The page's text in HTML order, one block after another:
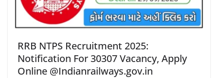
RRB NTPS Recruitment 2025:
Notification For 30307 Vacancy, Apply
Online @Indianrailways.gov.in